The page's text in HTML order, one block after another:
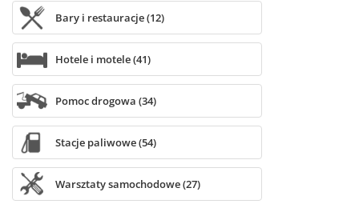
Bary i restauracje (12)
Hotele i motele (41)
Pomoc drogowa (34)
Stacje paliwowe (54)
Warsztaty samochodowe (27)